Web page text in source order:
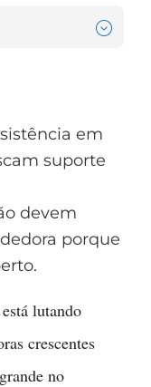
em
suporte
devem
porque
lutando
crescentes
no